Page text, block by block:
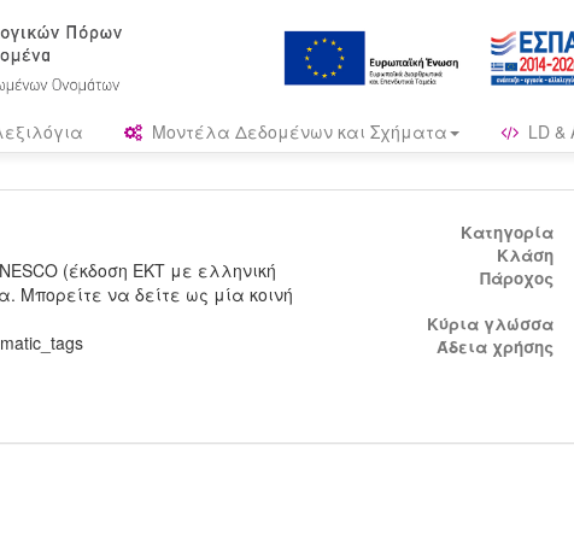
Μοντέλα Δεδομένων και Σχήματα LD &
(έκδοση ΕΚΤ με ελληνική
Μπορείτε να δείτε ως μία κοινή
Κατηγορία
Kλάση
Πάροχος
Κύρια γλώσσα
Άδεια χρήσης